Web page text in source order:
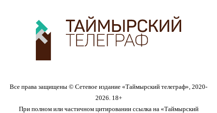
Все права защищены © Сетевое издание «Таймырский телеграф», 2020-
2026. 18+
При полном или частичном цитировании ссылка на «Таймырский